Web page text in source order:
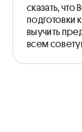
сказать,
подготовки
выучить
всем